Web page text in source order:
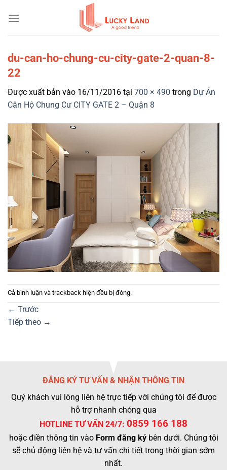
qua
du-can-ho-chung-cu-city-gate-2-quan-8-
22
Được xuất bản vào 16/11/2016 tại 700 × 490 trong Dự Án
Căn Hộ Chung Cư CITY GATE 2 – Quận 8
Cả bình luận và trackback hiện đều bị đóng.
← Trước
Tiếp theo →
ĐĂNG KÝ TƯ VẤN & NHẬN THÔNG TIN
Quý khách vui lòng liên hệ trực tiếp với chúng tôi để được
hỗ trợ nhanh chóng qua
HOTLINE TƯ VẤN 24/7: 0859 166 188
hoặc điền thông tin vào Form đăng kýbên dưới. Chúng tôi
sẽ chủ động liên hệ và tư vấn chi tiết trong thời gian sớm
nhất.